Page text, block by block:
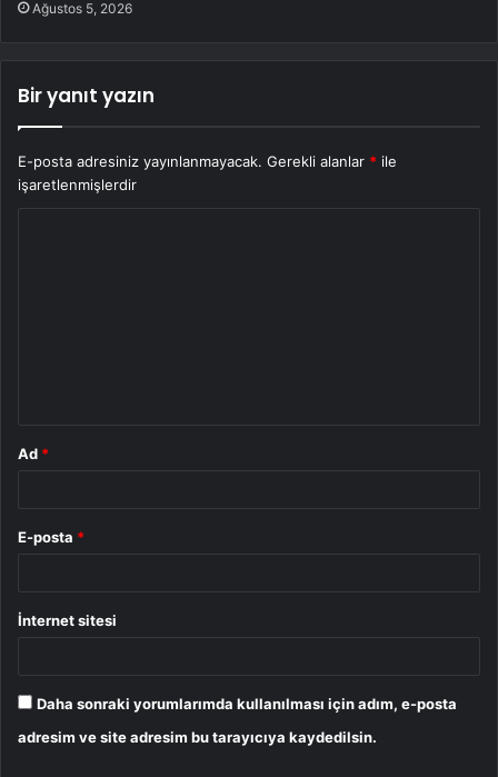
Ağustos 5, 2026
Bir yanıt yazın
E-posta adresiniz yayınlanmayacak. Gerekli alanlar * ile
işaretlenmişlerdir
Ad *
E-posta *
İnternet sitesi
Daha sonraki yorumlarımda kullanılması için adım, e-posta
adresim ve site adresim bu tarayıcıya kaydedilsin.